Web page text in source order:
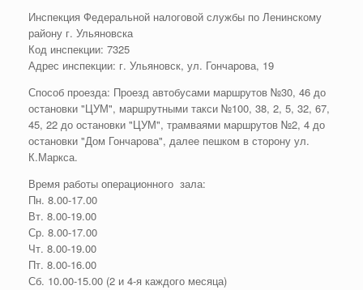
Инспекция Федеральной налоговой службы по Ленинскому
району г. Ульяновска
Код инспекции: 7325
Адрес инспекции: г. Ульяновск, ул. Гончарова, 19
Способ проезда: Проезд автобусами маршрутов №30, 46 до
остановки "ЦУМ", маршрутными такси №100, 38, 2, 5, 32, 67,
45, 22 до остановки "ЦУМ", трамваями маршрутов №2, 4 до
остановки "Дом Гончарова", далее пешком в сторону ул.
К.Маркса.
Время работы операционного зала:
Пн. 8.00-17.00
Вт. 8.00-19.00
Ср. 8.00-17.00
Чт. 8.00-19.00
Пт. 8.00-16.00
Сб. 10.00-15.00 (2 и 4-я каждого месяца)